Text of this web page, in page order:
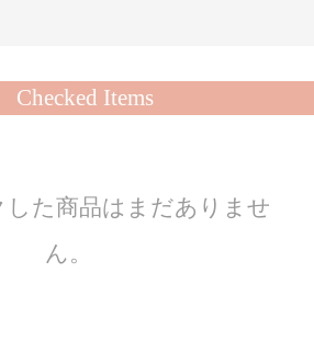
Checked Items
た商品はまだありませ
ん。